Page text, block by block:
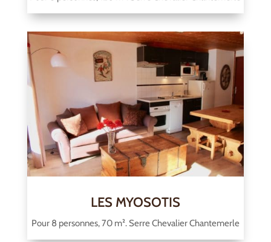
LES MYOSOTIS
Pour 8 personnes, 70 m². Serre Chevalier Chantemerle